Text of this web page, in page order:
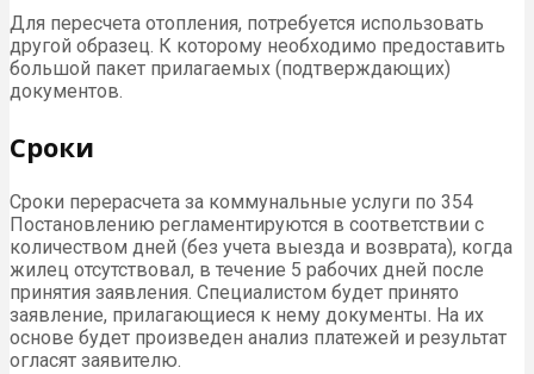
Для пересчета отопления, потребуется использовать
другой образец. К которому необходимо предоставить
большой пакет прилагаемых (подтверждающих)
документов.
Сроки
Сроки перерасчета за коммунальные услуги по 354
Постановлению регламентируются в соответствии с
количеством дней (без учета выезда и возврата), когда
жилец отсутствовал, в течение 5 рабочих дней после
принятия заявления. Специалистом будет принято
заявление, прилагающиеся к нему документы. На их
основе будет произведен анализ платежей и результат
огласят заявителю.